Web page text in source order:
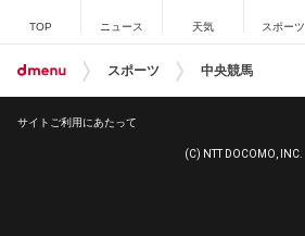
TOP ニュース 天気 スポーツ
スポーツ 中央競馬
サイトご利用にあたって
(C) NTT DOCOMO, INC.